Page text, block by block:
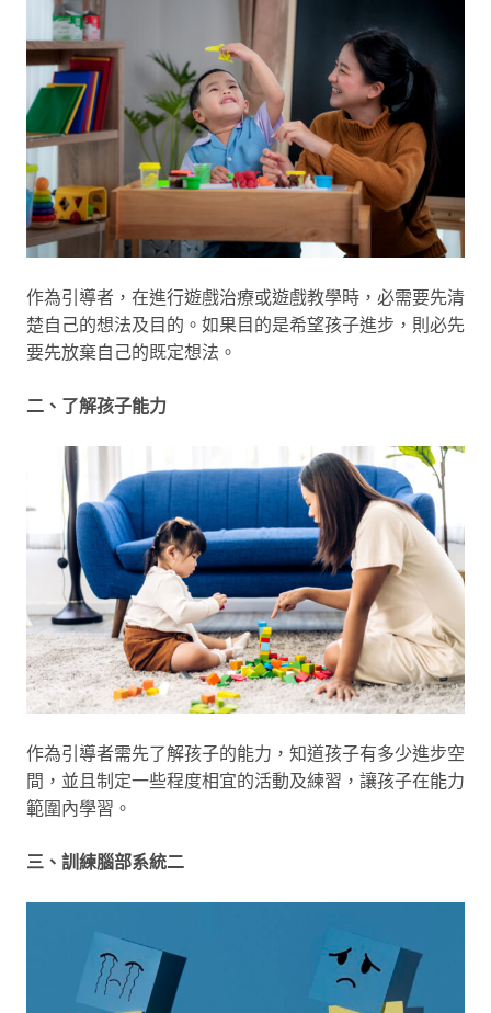
作為引導者，在進行遊戲治療或遊戲教學時，必需要先清
楚自己的想法及目的。如果目的是希望孩子進步，則必先
要先放棄自己的既定想法。
二、了解孩子能力
作為引導者需先了解孩子的能力，知道孩子有多少進步空
間，並且制定一些程度相宜的活動及練習，讓孩子在能力
範圍內學習。
三、訓練腦部系統二